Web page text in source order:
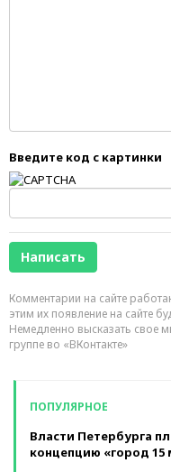
Введите код с картинки
Комментарии на сайте
этим их появление на сайте
Немедленно высказать свое
группе во «ВКонтакте»
ПОПУЛЯРНОЕ
Власти Петербурга
концепцию «город 15